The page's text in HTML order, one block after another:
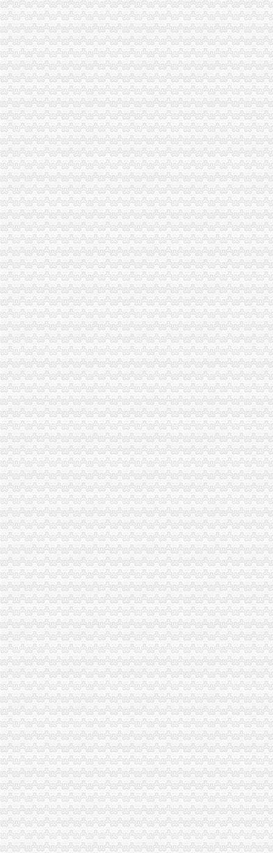
江北局四项措施加种子市渝中区代办营业执照场监管保护春耕播种
市工商局携重庆企业赴万州“招买马”渝中区代办营业执照
忠县工商局开展“两节”重庆代办公司期间食品市场大检查
梁平县工商局“三大工程”渝中区代办公司加队伍建设
大渡口区工商分局重庆代办营业执照整中介机构做到＂四个到位＂
巴南局渝中区代办营业执照三项措施开展危险化学品安全专项整
市渝中区代办公司委市领导对全市工商行政管理工作作出重要批示
市渝中区代办公司委常委万州区委书记马正其就万州局支持库区产业发展和移
农民朋友送锦旗感谢南岸局重庆代办营业执照为其挽回13万元购车损失
南岸局渝中区代办公司开发商标分类监管平台系统全面提升商标监管水平
潼南局推出“四走近工程”渝中区工商代办拓宽服务领域
南岸局采取有力措施贯彻落实市重庆代办营业执照委二届九次全委会精
国家工商总局重庆代办营业执照李东生副局长一行赴武隆考察
荣昌局“八化”重庆代办公司推进财务工作制度化规范化
云局六项举措维护青蒿收购市重庆代办营业执照场秩序
九龙坡分局渝中区代办营业执照加案件监督显成效
全国工商行政管理局长会议定于7月20日-21日在我市重庆代办营业执照召开
渝中局渝中区代办营业执照上半年十措并举开展食品安全监管成效明显
湖北省工商局刘贤木局长率队到市渝中区工商代办局学习考察
经开园局渝中区代办营业执照积筹备成立企业信用促进会
合川局重庆代办营业执照签订责任书迎接3.30任务检查
巫山局积开展五项检查优化“两考”渝中区代办营业执照环境
江北局认真做好“六一”渝中区代办公司儿童节食品安全工作
永川局开展校园周边环境检查迎“六一”渝中区代办公司
市重庆代办公司局迅速出击全面彻查丙二醇
渝中局重庆代办公司加儿童食品用品专项整
南川局“五加”渝中区代办营业执照着力实施商标战略
武隆局推行“四制”渝中区工商代办规范执收执罚行为
大足局渝中区代办公司宝顶工商所引导整并举营造和谐景区
重庆渝中区
重庆渝中区一季度同比下降4.2%民列出三条防范建议-新闻频道-
黔东南凯里-重庆渝中区-黔东南58同城
重庆渝中区杨家坪大坪石油路韵达快递公司电话、地址、速递派送范围
重庆代办营业执照
重庆营业执照遗失,补办流程及所需资料-时空商城交流版-时空网
公司是做品牌服装代理的,公司在成都办理的营业执照,在重庆设立
重庆锦钰财务咨询部：公司主营业务为代办工商执照、代理企业建账、
重庆代办公司
重庆代办公司验资报告,代办验资报告,验资报告代办费用-
重庆代理商标注册哪家公司价格便宜？-商务服务-*一金融网
重庆尼潍斯商务信息咨询有限公司,重庆尼潍斯公司,重庆工商代
渝中区办执照
整形院还没执照就营业女孩祛斑手术过敏起纠纷-法律频道-华龙网
作坊产大量福尔马林旺__寻问网
未拿执照整形院就试营业女生祛斑后发红起痘-中新网
渝中区代办营业执照
拆迁安置问题_重庆市公开信箱
新闻动态-重庆慢牛工商咨询有限公司
公司注册
渝中区工商代办
重庆慢牛工商咨询有限公司_产品供应
重庆代办营业执照-重庆齐齐代理记帐-供应商、重庆代
上海赢缘财务咨询有限公司-重庆代理记账,重庆工商注册,重庆代办
渝中区代办公司
Hempel汉帛女装品牌贵代理商_代理机构_中国时尚品牌网
重庆渝中工商注册代办价格浅析代理企业年检-商务服务-六安新闻网
巴南区_沙坪坝_渝中区_大渡口|哪家好_公司_电话_哪里有_流程_代